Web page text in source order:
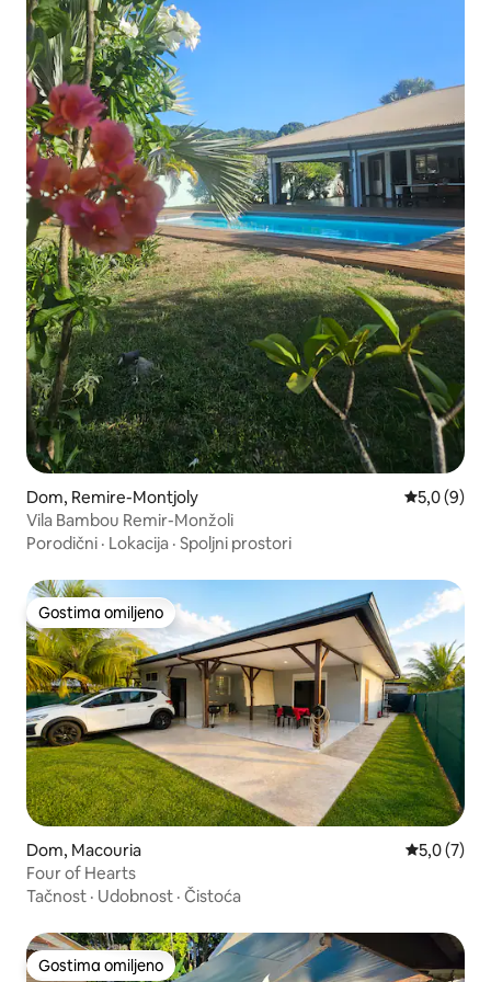
Dom, Remire-Montjoly Prosečna
5,0 (9)
Vila Bambou Remir-Monžoli
Porodični · Lokacija · Spoljni prostori
Gostima omiljeno
Gostima omiljeno
Dom, Macouria Prosečna
5,0 (7)
Four of Hearts
Tačnost · Udobnost · Čistoća
Gostima omiljeno
Gostima omiljeno